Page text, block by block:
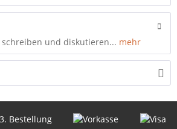
und diskutieren... mehr